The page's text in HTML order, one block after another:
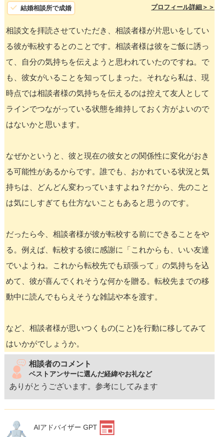
結婚相談所で成婚 プロフィール詳細＞＞
相談文を拝読させていただき、相談者様が片思いをしてい
る彼が転校するとのことです。相談者様は彼をご飯に誘っ
て、自分の気持ちを伝えようと思われていたのですね。で
も、彼女がいることを知ってしまった。それなら私は、現
時点では相談者様の気持ちを伝えるのは控えて友人として
ラインでつながっている状態を維持しておく方がよいので
はないかと思います。
なぜかというと、彼と現在の彼女との関係性に変化がおき
る可能性があるからです。誰でも、おかれている状況と気
持ちは、どんどん変わっていますよね？だから、先のこと
は気にしすぎても仕方ないこともあると思うのです。
だったら今、相談者様が彼が転校する前にできることをや
る。例えば、転校する彼に感謝に「これからも、いい友達
でいようね。これから転校先でも頑張って」の気持ちを込
めて、彼が喜んでくれそうな何かを贈る。転校先までの移
動中に読んでもらえそうな雑誌や本を渡す。
など、相談者様が思いつくもの(こと)を行動に移してみて
はいかがでしょうか。
相談者のコメント
ベストアンサーに選んだ経緯やお礼など
ありがとうございます。参考にしてみます
AIアドバイザー GPT